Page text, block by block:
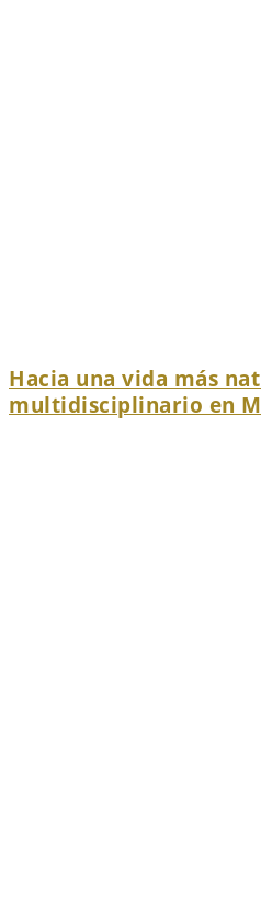
Hacia una vida más
multidisciplinario en